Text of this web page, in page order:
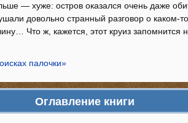
— хуже: остров оказался очень даже
довольно странный разговор о каком-
Что ж, кажется, этот круиз
палочки»
Оглавление книги